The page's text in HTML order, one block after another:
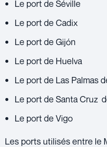
Le port de Séville
Le port de Cadix
Le port de Gijón
Le port de Huelva
Le port de Las Palmas
Le port de Santa Cruz
Le port de Vigo
Les ports utilisés entre le